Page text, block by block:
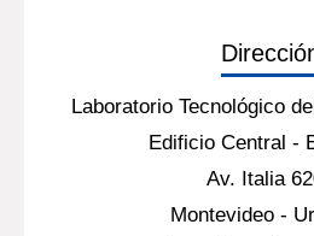
Laboratorio Tecnológico
Edificio Central -
Av. Italia
Montevideo -